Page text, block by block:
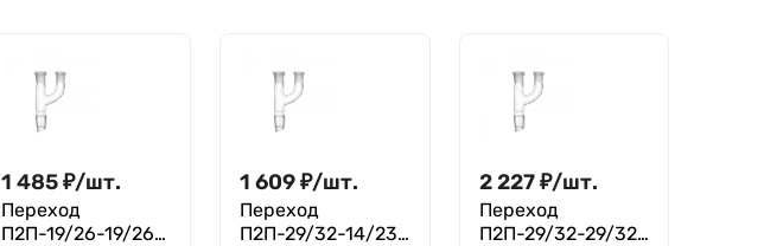
1 485₽/шт.
Переход
П2П-19/26-19/26-
1 609₽/шт.
Переход
П2П-29/32-14/23-
2 227₽/шт.
Переход
П2П-29/32-29/32-